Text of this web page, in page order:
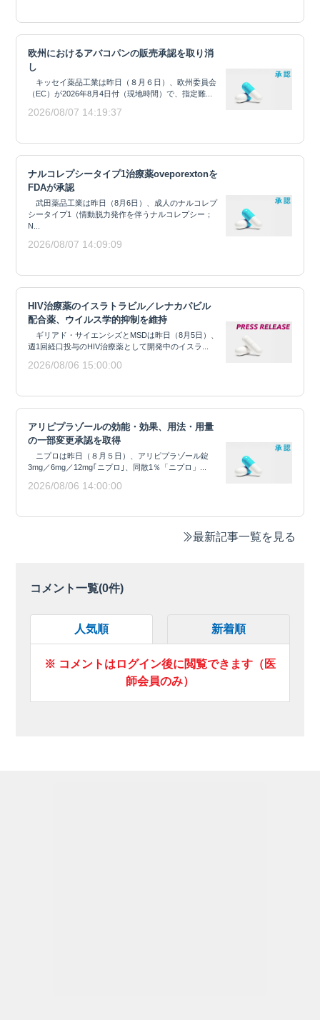
欧州におけるアバコパンの販売承認を取り消
し
キッセイ薬品工業は昨日（８月６日）、欧州委員会
（EC）が2026年8月4日付（現地時間）で、指定難...
2026/08/07 14:19:37
ナルコレプシータイプ1治療薬oveporextonを
FDAが承認
武田薬品工業は昨日（8月6日）、成人のナルコレプ
シータイプ1（情動脱力発作を伴うナルコレプシー；
N...
2026/08/07 14:09:09
HIV治療薬のイスラトラビル／レナカパビル
配合薬、ウイルス学的抑制を維持
ギリアド・サイエンシズとMSDは昨日（8月5日）、
週1回経口投与のHIV治療薬として開発中のイスラ...
2026/08/06 15:00:00
アリピプラゾールの効能・効果、用法・用量
の一部変更承認を取得
ニプロは昨日（８月５日）、アリピプラゾール錠
3mg／6mg／12mg｢ニプロ｣、同散1％「ニプロ」...
2026/08/06 14:00:00
最新記事一覧を見る
コメント一覧(0件)
人気順 新着順
※ コメントはログイン後に閲覧できます（医
師会員のみ）